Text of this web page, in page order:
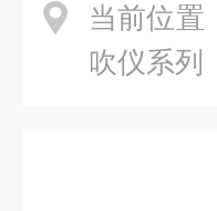
当前位置
吹仪系列